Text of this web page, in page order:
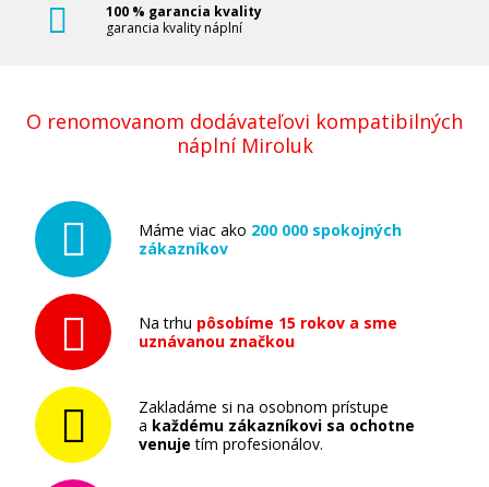
100 % garancia kvality
garancia kvality náplní
O renomovanom dodávateľovi kompatibilných
náplní Miroluk
Máme viac ako 200 000 spokojných
zákazníkov
Na trhu pôsobíme 15 rokov a sme
uznávanou značkou
Zakladáme si na osobnom prístupe
a každému zákazníkovi sa ochotne
venuje tím profesionálov.